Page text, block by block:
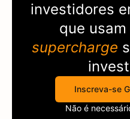
investidores
que usam
supercharge
Inscreva-se
Não é